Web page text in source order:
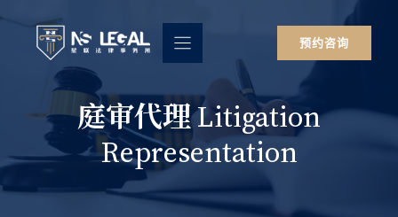
预约咨询
庭审代理 Litigation
Representation